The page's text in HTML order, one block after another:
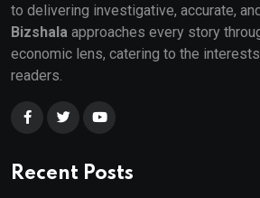
to delivering investigative, accurate,
Bizshala approaches every story
economic lens, catering to the
readers.
Recent Posts